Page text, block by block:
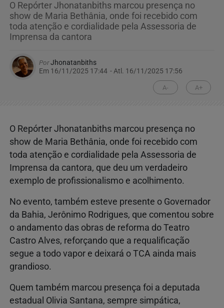
O Repórter Jhonatanbiths marcou presença no
show de Maria Bethânia, onde foi recebido com
toda atenção e cordialidade pela Assessoria de
Imprensa da cantora
PorJhonatanbiths
Em 16/11/2025 17:44 - Atl. 16/11/2025 17:56
A- A+
O Repórter Jhonatanbiths marcou presença no
show de Maria Bethânia, onde foi recebido com
toda atenção e cordialidade pela Assessoria de
Imprensa da cantora, que deu um verdadeiro
exemplo de profissionalismo e acolhimento.
No evento, também esteve presente o Governador
da Bahia, Jerônimo Rodrigues, que comentou sobre
o andamento das obras de reforma do Teatro
Castro Alves, reforçando que a requalificação
segue a todo vapor e deixará o TCA ainda mais
grandioso.
Quem também marcou presença foi a deputada
estadual Olivia Santana, sempre simpática,